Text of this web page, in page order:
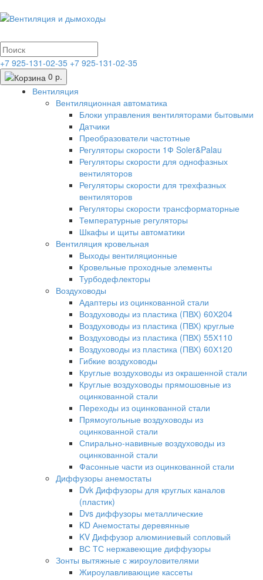
+7 925-131-02-35 +7 925-131-02-35
0 р.
Вентиляция
Вентиляционная автоматика
Блоки управления вентиляторами бытовыми
Датчики
Преобразователи частотные
Регуляторы скорости 1Ф Soler&Palau
Регуляторы скорости для однофазных
вентиляторов
Регуляторы скорости для трехфазных
вентиляторов
Регуляторы скорости трансформаторные
Температурные регуляторы
Шкафы и щиты автоматики
Вентиляция кровельная
Выходы вентиляционные
Кровельные проходные элементы
Турбодефлекторы
Воздуховоды
Адаптеры из оцинкованной стали
Воздуховоды из пластика (ПВХ) 60Х204
Воздуховоды из пластика (ПВХ) круглые
Воздуховоды из пластика (ПВХ) 55Х110
Воздуховоды из пластика (ПВХ) 60Х120
Гибкие воздуховоды
Круглые воздуховоды из окрашенной стали
Круглые воздуховоды прямошовные из
оцинкованной стали
Переходы из оцинкованной стали
Прямоугольные воздуховоды из
оцинкованной стали
Спирально-навивные воздуховоды из
оцинкованной стали
Фасонные части из оцинкованной стали
Диффузоры анемостаты
Dvk Диффузоры для круглых каналов
(пластик)
Dvs диффузоры металлические
KD Анемостаты деревянные
KV Диффузор алюминиевый сопловый
ВС ТС нержавеющие диффузоры
Зонты вытяжные с жироуловителями
Жироулавливающие кассеты